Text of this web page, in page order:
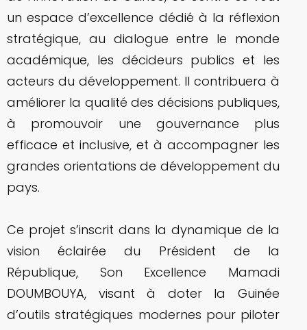
un espace d’excellence dédié à la réflexion
stratégique, au dialogue entre le monde
académique, les décideurs publics et les
acteurs du développement. Il contribuera à
améliorer la qualité des décisions publiques,
à promouvoir une gouvernance plus
efficace et inclusive, et à accompagner les
grandes orientations de développement du
pays.
Ce projet s’inscrit dans la dynamique de la
vision éclairée du Président de la
République, Son Excellence Mamadi
DOUMBOUYA, visant à doter la Guinée
d’outils stratégiques modernes pour piloter